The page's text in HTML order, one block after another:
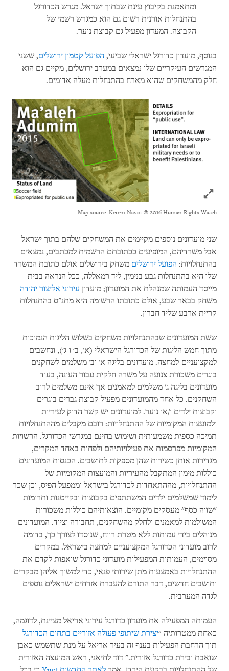
ומתאמנת בקיבוץ עינת שבתוך ישראל. מגרש הכדורגל
בהתנחלות אורנית רשום גם הוא כמגרש רשמי של
הקבוצה. המעדון מפעיל גם קבוצת נוער.
בנוסף, מועדון כדורגל ישראלי שביעי, הפועל קטמון ירושלים, ששני
המגרשים העיקריים שלו נמצאים במערב ירושלים, מקיים גם הוא
חלק מהמשחקים שהוא מארח בהתנחלות מעלה אדומים.
Click to expand Image
Map source: Kerem Navot © 2016 Human Rights Watch
שני מועדונים נוספים מקיימים את המשחקים שלהם בתוך ישראל
אבל משרדיהם, המופיעים ככתובתם הרשמית למכתבים, נמצאים
בהתנחלויות: הפועל ירושלים משחק בירושלים אולם כתובת המשרד
שלו היא בהתנחלות גבע בנימין, ליד רמאללה, ככל הנראה בבית
מייסד העמותה שמנהלת את המועדון; מועדון עירוני אליצור יהודה
משחק בבאר שבע, אולם כתובתו הרשומה היא מתנ"ס בהתנחלות
קריית ארבע שליד חברון.
ששת המועדונים שבהתנחלויות משחקים בשלוש הליגות הנמוכות
מתוך חמש הליגות של הכדורגל הישראלי (א', ב' ו-ג'), ונחשבים
למקצועניים-למחצה. מועדונים בליגה א' וב' משלמים לשחקנים
בוגרים משכורת צנועה על משרה חלקית עבור העונה, בעוד
מועדונים בליגה ג' משלמים למאמנים אך אינם משלמים לרוב
השחקנים. כל אחד מהמועדונים מפעיל קבוצת גברים בוגרים
וקבוצות ילדים ו/או נוער. למועדונים יש קשר הדוק לעיריות
ולמועצות המקומיות של ההתנחלויות: רובם מקבלים מההתנחלויות
תמיכה כספית משמעותית ושימוש בחינם במגרשי הכדורגל. הרשויות
המקומיות מפרסמות את פעילויותיהם ולפחות באחד המקרים,
מגדירות אותן כשירות שהן מספקות לתושבים. הכנסות המועדונים
כוללות מימון המתקבל מהעיריות והמועצות המקומיות של
ההתנחלויות, מההתאחדות לכדורגל בישראל וממפעל הפיס, וכן שכר
לימוד שמשלמים ילדים המשתתפים בקבוצות ובקייטנות ותרומות
"שווה כסף" מעסקים מקומיים. הוצאותיהם כוללות משכורות
המשולמות למאמנים ולחלק מהשחקנים, תחבורה וציוד. המועדונים
מנוהלים בידי עמותות ללא מטרת רווח, שנוסדו לצורך כך, בדומה
לרוב מועדוני הכדורגל המקצועניים למחצה בישראל. במקרים
מסוימים, העמותות המפעילות מועדוני כדורגל שואפות לקדם את
ההתנחלויות באמצעות מתן שירותי פנאי, כדי למשוך אליהן מבקרים
ותושבים חדשים, דבר התורם להעברת אזרחים ישראלים נוספים
לגדה המערבית.
העמותה המפעילה את מועדון כדורגל עירוני אריאל מציינת, לדוגמה,
כאחת ממטרותיה "יצירת שיתופי פעולה אזוריים בתחום הכדורגל
תוך הרחבת הפעילות בענף זה בעיר אריאל על מנת שתשמש כאבן
שואבת ובירת כדורגל אזורית." דוד לחיאני, ראש המועצה האזורית